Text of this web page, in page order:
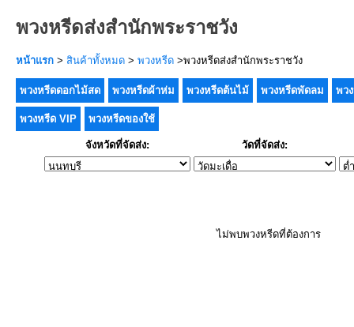
พวงหรีดส่งสำนักพระราชวัง
หน้าแรก > สินค้าทั้งหมด > พวงหรีด >พวงหรีดส่งสำนักพระราชวัง
พวงหรีดดอกไม้สด พวงหรีดผ้าห่ม พวงหรีดต้นไม้ พวงหรีดพัดลม พว
พวงหรีด VIP พวงหรีดของใช้
จังหวัดที่จัดส่ง: วัดที่จัดส่ง:
ไม่พบพวงหรีดที่ต้องการ